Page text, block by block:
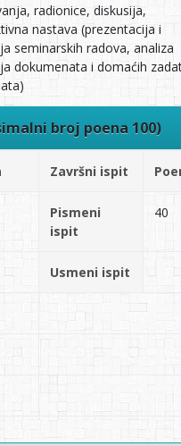
radionice, diskusija,
nastava (prezentacija i
seminarskih radova, analiza
dokumenata i domaćih
broj poena 100)
Završni ispit
Pismeni
ispit
40
Usmeni ispit